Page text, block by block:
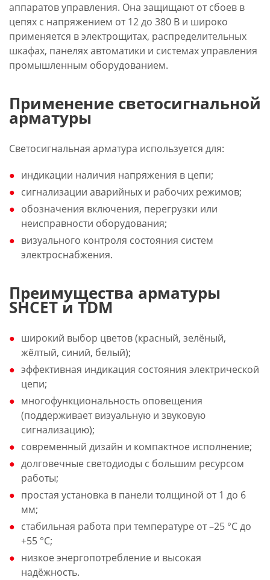
аппаратов управления. Она защищают от сбоев в
цепях с напряжением от 12 до 380 В и широко
применяется в электрощитах, распределительных
шкафах, панелях автоматики и системах управления
промышленным оборудованием.
Применение светосигнальной
арматуры
Светосигнальная арматура используется для:
индикации наличия напряжения в цепи;
сигнализации аварийных и рабочих режимов;
обозначения включения, перегрузки или
неисправности оборудования;
визуального контроля состояния систем
электроснабжения.
Преимущества арматуры
SHCET и TDM
широкий выбор цветов (красный, зелёный,
жёлтый, синий, белый);
эффективная индикация состояния электрической
цепи;
многофункциональность оповещения
(поддерживает визуальную и звуковую
сигнализацию);
современный дизайн и компактное исполнение;
долговечные светодиоды с большим ресурсом
работы;
простая установка в панели толщиной от 1 до 6
мм;
стабильная работа при температуре от –25 °С до
+55 °С;
низкое энергопотребление и высокая
надёжность.